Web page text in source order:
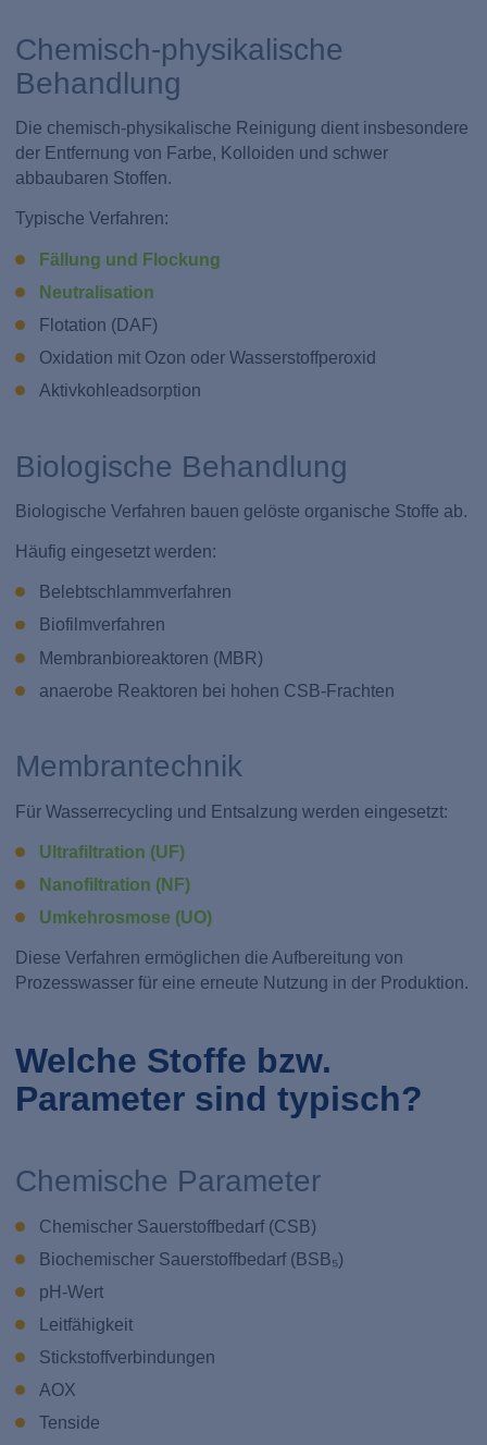
Chemisch-physikalische
Behandlung
Die chemisch-physikalische Reinigung dient insbesondere
der Entfernung von Farbe, Kolloiden und schwer
abbaubaren Stoffen.
Typische Verfahren:
Fällung und Flockung
Neutralisation
Flotation (DAF)
Oxidation mit Ozon oder Wasserstoffperoxid
Aktivkohleadsorption
Biologische Behandlung
Biologische Verfahren bauen gelöste organische Stoffe ab.
Häufig eingesetzt werden:
Belebtschlammverfahren
Biofilmverfahren
Membranbioreaktoren (MBR)
anaerobe Reaktoren bei hohen CSB-Frachten
Membrantechnik
Für Wasserrecycling und Entsalzung werden eingesetzt:
Ultrafiltration (UF)
Nanofiltration (NF)
Umkehrosmose (UO)
Diese Verfahren ermöglichen die Aufbereitung von
Prozesswasser für eine erneute Nutzung in der Produktion.
Welche Stoffe bzw.
Parameter sind typisch?
Chemische Parameter
Chemischer Sauerstoffbedarf (CSB)
Biochemischer Sauerstoffbedarf (BSB₅)
pH-Wert
Leitfähigkeit
Stickstoffverbindungen
AOX
Tenside